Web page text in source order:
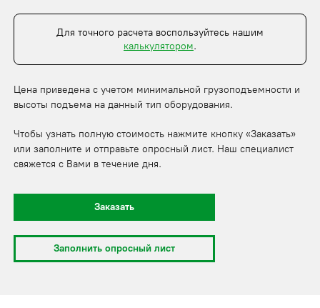
Для точного расчета воспользуйтесь нашим
калькулятором.
Цена приведена с учетом минимальной грузоподъемности и
высоты подъема на данный тип оборудования.
Чтобы узнать полную стоимость нажмите кнопку «Заказать»
или заполните и отправьте опросный лист. Наш специалист
свяжется с Вами в течение дня.
Заказать
Заполнить опросный лист